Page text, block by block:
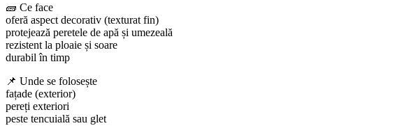
🧱 Ce face
oferă aspect decorativ (texturat fin)
protejează peretele de apă și umezeală
rezistent la ploaie și soare
durabil în timp
📌 Unde se folosește
fațade (exterior)
pereți exteriori
peste tencuială sau glet